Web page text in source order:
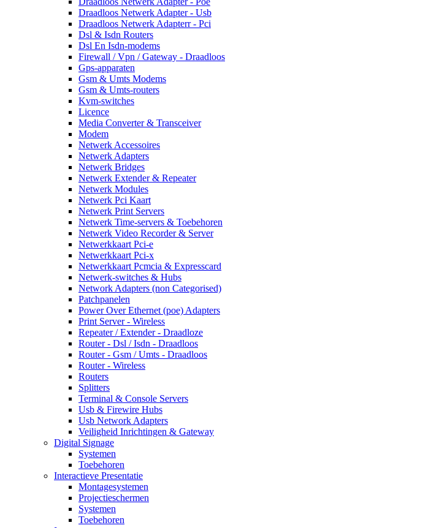
Draadloos Netwerk Adapter - Usb
Draadloos Netwerk Adapterr - Pci
Dsl & Isdn Routers
Dsl En Isdn-modems
Firewall / Vpn / Gateway - Draadloos
Gps-apparaten
Gsm & Umts Modems
Gsm & Umts-routers
Kvm-switches
Licence
Media Converter & Transceiver
Modem
Netwerk Accessoires
Netwerk Adapters
Netwerk Bridges
Netwerk Extender & Repeater
Netwerk Modules
Netwerk Pci Kaart
Netwerk Print Servers
Netwerk Time-servers & Toebehoren
Netwerk Video Recorder & Server
Netwerkkaart Pci-e
Netwerkkaart Pci-x
Netwerkkaart Pcmcia & Expresscard
Netwerk-switches & Hubs
Network Adapters (non Categorised)
Patchpanelen
Power Over Ethernet (poe) Adapters
Print Server - Wireless
Repeater / Extender - Draadloze
Router - Dsl / Isdn - Draadloos
Router - Gsm / Umts - Draadloos
Router - Wireless
Routers
Splitters
Terminal & Console Servers
Usb & Firewire Hubs
Usb Network Adapters
Veiligheid Inrichtingen & Gateway
Digital Signage
Systemen
Toebehoren
Interactieve Presentatie
Montagesystemen
Projectieschermen
Systemen
Toebehoren